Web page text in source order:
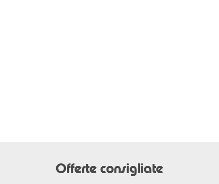
Offerte consigliate